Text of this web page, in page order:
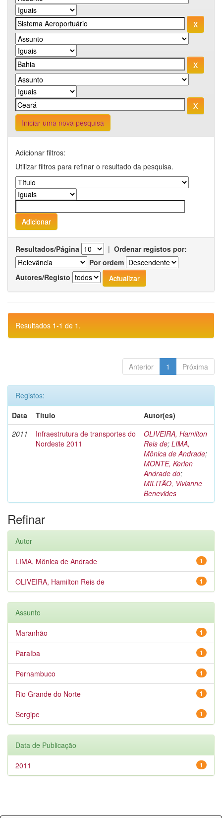
Iniciar uma nova pesquisa
Adicionar filtros:
Utilizar filtros para refinar o resultado da pesquisa.
Resultados/Página | Ordenar registos por:
Por ordem
Autores/Registo
Resultados 1-1 de 1.
Anterior 1 Próxima
Registos:
Data
Título
Autor(es)
2011
Infraestrutura de transportes do
Nordeste 2011
OLIVEIRA, Hamilton
Reis de; LIMA,
Mônica de Andrade;
MONTE, Kerlen
Andrade do;
MILITÃO, Vivianne
Benevides
Refinar
Autor
1
LIMA, Mônica de Andrade
1
OLIVEIRA, Hamilton Reis de
Assunto
1
Maranhão
1
Paraíba
1
Pernambuco
1
Rio Grande do Norte
1
Sergipe
Data de Publicação
1
2011